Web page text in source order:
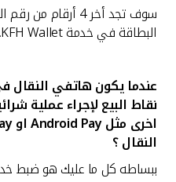
سوف تجد أخر 4
البطاقة في خدمة KFH Wallet.
عندما يكون هاتفي النقال
نقاط البيع لإجراء عملية
النقال ؟